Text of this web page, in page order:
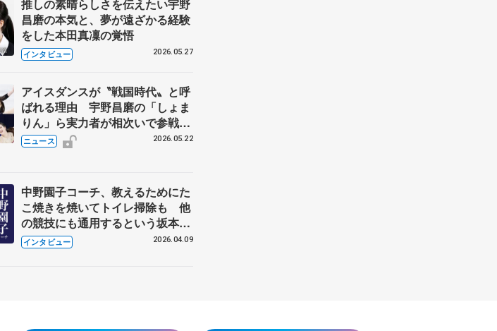
推しの素晴らしさを伝えたい宇野
昌磨の本気と、夢が遠ざかる経験
をした本田真凜の覚悟
インタビュー 2026.05.27
アイスダンスが〝戦国時代〟と呼
ばれる理由 宇野昌磨の「しょま
りん」ら実力者が相次いで参戦
国内の競争激化
ニュース 2026.05.22
中野園子コーチ、教えるためにた
こ焼きを焼いてトイレ掃除も 他
の競技にも通用するという坂本花
織の筋肉
インタビュー 2026.04.09